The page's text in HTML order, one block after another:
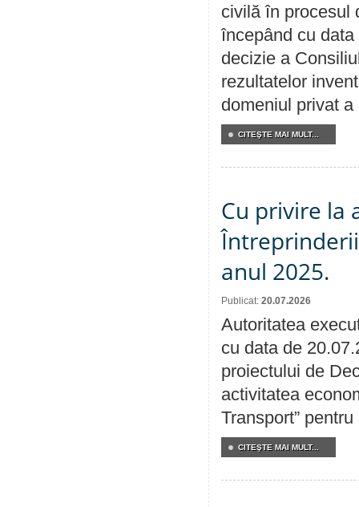
civilă în procesul
începând cu
decizie a
rezultatelor
domeniul privat a
CITEŞTE MAI MULT...
Cu privire la
anul 2025.
Publicat: 20.07.2026
Autoritatea
cu data de
proiectului de
activitatea
Transport” pentru
CITEŞTE MAI MULT...